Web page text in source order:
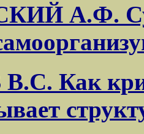
А.Ф.
Как